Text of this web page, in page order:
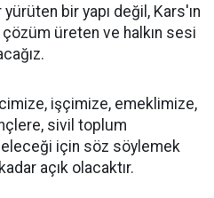
bir yapı değil, Kars'ın
üreten ve halkın sesi
işçimize, emeklimize,
sivil toplum
için söz söylemek
açık olacaktır.